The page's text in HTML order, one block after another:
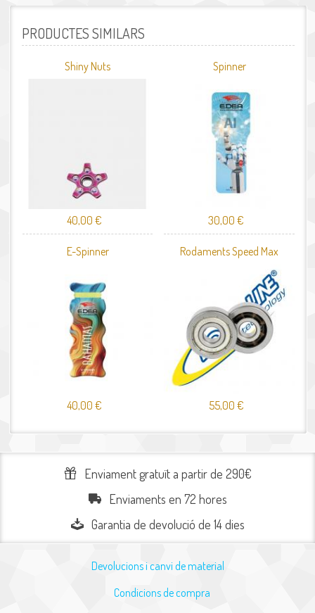
PRODUCTES SIMILARS
Shiny Nuts
40,00 €
Spinner
30,00 €
E-Spinner
40,00 €
Rodaments Speed Max
55,00 €
Enviament gratuït a partir de 290€
Enviaments en 72 hores
Garantia de devolució de 14 dies
Devolucions i canvi de material
Condicions de compra